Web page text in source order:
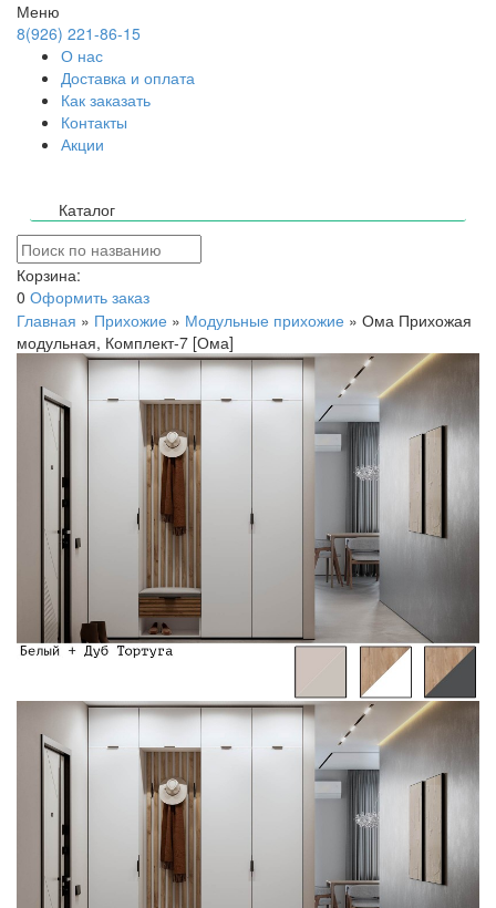
Меню
8(926) 221-86-15
О нас
Доставка и оплата
Как заказать
Контакты
Акции
Каталог
Корзина:
0 Оформить заказ
Главная » Прихожие » Модульные прихожие » Ома Прихожая
модульная, Комплект-7 [Ома]